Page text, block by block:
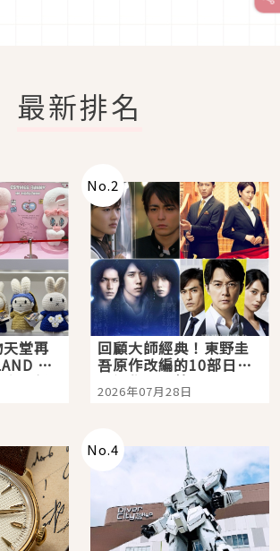
最新排名
堂再
原
，新
店3分
No.2
回顧大師經典！東野圭
吾原作改編的10部日本
影視作品推薦
2026年07月28日
No.4